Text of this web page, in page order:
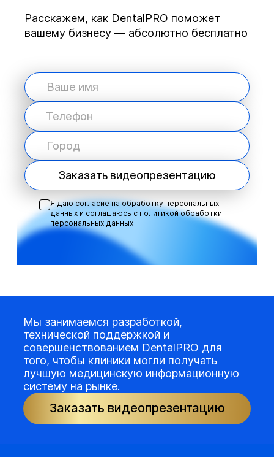
Расскажем, как DentalPRO поможет
вашему бизнесу — абсолютно бесплатно
Заказать видеопрезентацию
Я даю согласие на обработку персональных
данных и соглашаюсь с политикой обработки
персональных данных
Мы занимаемся разработкой,
технической поддержкой и
совершенствованием DentalPRO для
того, чтобы клиники могли получать
лучшую медицинскую информационную
систему на рынке.
Заказать видеопрезентацию